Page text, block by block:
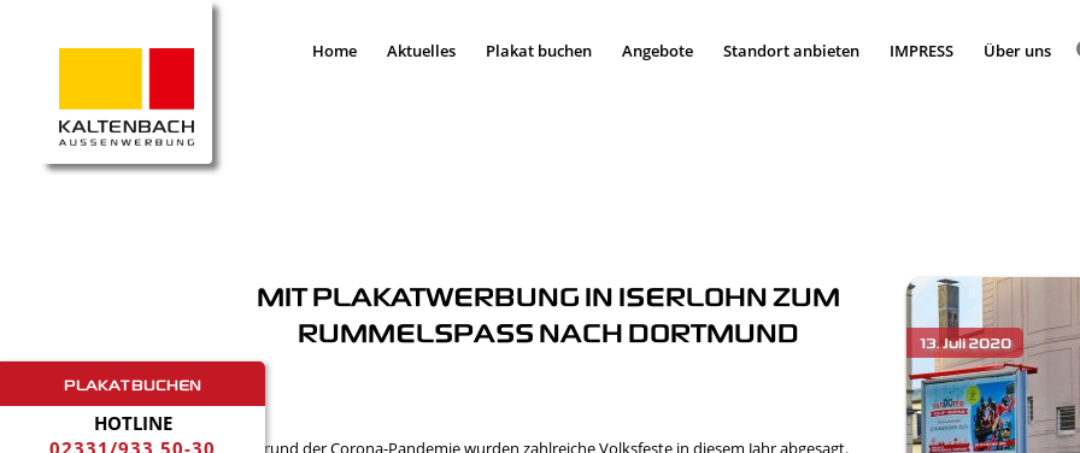
Home Aktuelles Plakat buchen Angebote Standort anbieten IMPRESS Über uns
MIT PLAKATWERBUNG IN ISERLOHN ZUM
RUMMELSPASS NACH DORTMUND
Aufgrund der Corona-Pandemie wurden zahlreiche Volksfeste in diesem Jahr abgesagt.
PLAKAT BUCHEN
HOTLINE
02331/933 50-30